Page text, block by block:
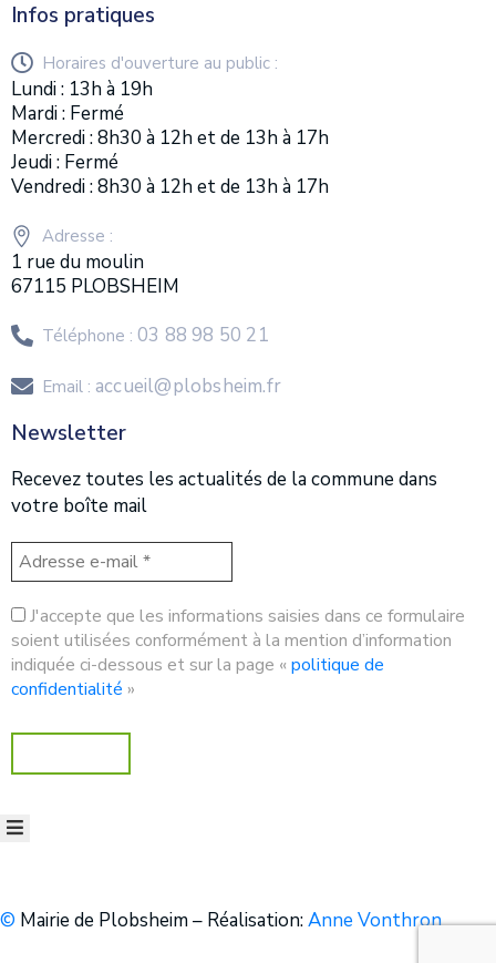
Infos pratiques
Horaires d'ouverture au public :
Lundi : 13h à 19h
Mardi : Fermé
Mercredi : 8h30 à 12h et de 13h à 17h
Jeudi : Fermé
Vendredi : 8h30 à 12h et de 13h à 17h
Adresse :
1 rue du moulin
67115 PLOBSHEIM
Téléphone : 03 88 98 50 21
Email : accueil@plobsheim.fr
Newsletter
Recevez toutes les actualités de la commune dans
votre boîte mail
J'accepte que les informations saisies dans ce formulaire
soient utilisées conformément à la mention d’information
indiquée ci-dessous et sur la page «politique de
confidentialité »
© Mairie de Plobsheim – Réalisation:Anne Vonthron